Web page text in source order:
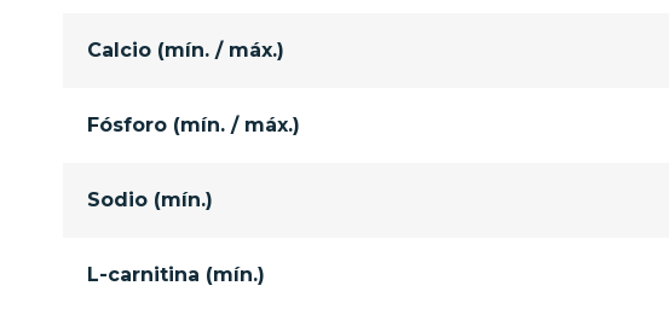
Calcio (mín. / máx.)
Fósforo (mín. / máx.)
Sodio (mín.)
L-carnitina (mín.)